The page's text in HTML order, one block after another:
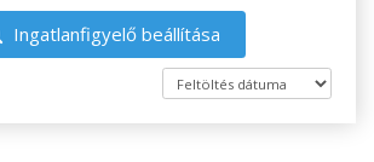
Ingatlanfigyelő beállítása